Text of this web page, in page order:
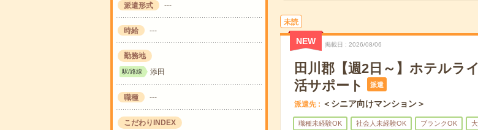
派遣形式 ---
時給 ---
勤務地
駅/路線 添田
職種 ---
こだわりINDEX
未読
NEW 掲載日 2026/08/06
田川郡【週2日～】ホテルラ
活サポート
派遣
派遣先 ＜シニア向けマンション＞
職種未経験OK 社会人未経験OK ブランクOK